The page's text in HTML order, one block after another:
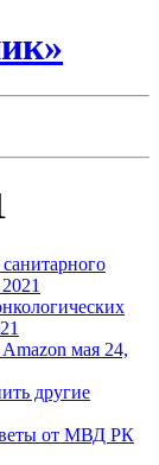
мая 24,
другие
от МВД РК